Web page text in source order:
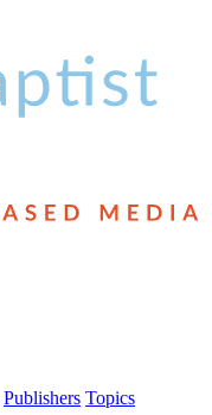
Publishers Topics